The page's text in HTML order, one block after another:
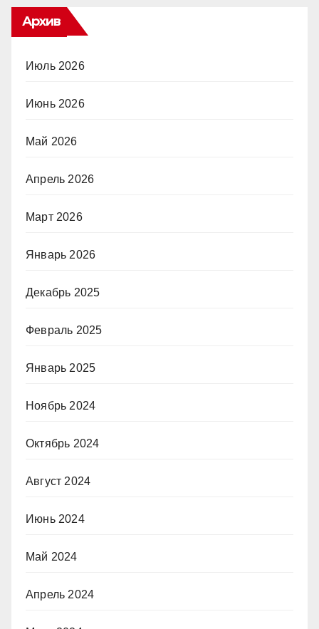
Архив
Июль 2026
Июнь 2026
Май 2026
Апрель 2026
Март 2026
Январь 2026
Декабрь 2025
Февраль 2025
Январь 2025
Ноябрь 2024
Октябрь 2024
Август 2024
Июнь 2024
Май 2024
Апрель 2024